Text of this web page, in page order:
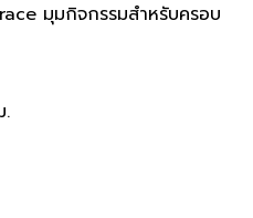
มุมกิจกรรมสำหรับครอบ